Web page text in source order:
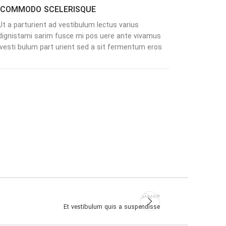
COMMODO SCELERISQUE.
a parturient ad vestibulum lectus varius
sarim fusce mi pos uere ante vivamus
vesti bulum part urient sed a sit fermentum eros.
جدیدتر
Et vestibulum quis a suspendisse